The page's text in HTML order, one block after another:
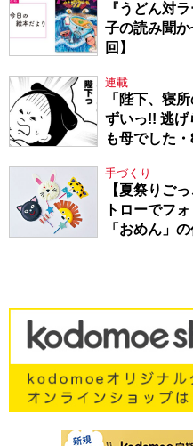
『うどん対
子の読み聞
回】
連載
「陛下、寝
ずいっ!! 逃
も母でした・
手づくり
【夏祭りご
トローでフ
「おめん」